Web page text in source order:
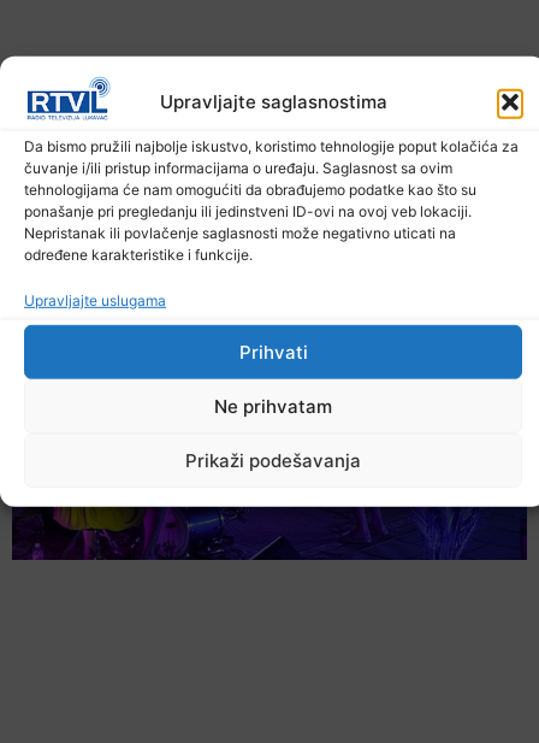
Upravljajte saglasnostima
Da bismo pružili najbolje iskustvo, koristimo tehnologije poput kolačića za
čuvanje i/ili pristup informacijama o uređaju. Saglasnost sa ovim
tehnologijama će nam omogućiti da obrađujemo podatke kao što su
ponašanje pri pregledanju ili jedinstveni ID-ovi na ovoj veb lokaciji.
Nepristanak ili povlačenje saglasnosti može negativno uticati na
određene karakteristike i funkcije.
Upravljajte uslugama
Prihvati
Ne prihvatam
Prikaži podešavanja
U TK povećan broj požara
7. Augusta 2026.